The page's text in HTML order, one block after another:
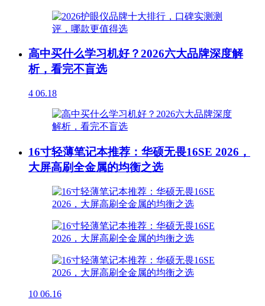
高中买什么学习机好？2026六大品牌深度解
析，看完不盲选
4 06.18
16寸轻薄笔记本推荐：华硕无畏16SE 2026，
大屏高刷全金属的均衡之选
10 06.16